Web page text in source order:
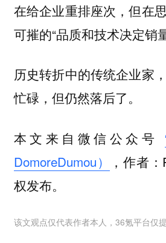
在给企业重排座次，但在
可摧的“品质和技术决定销
历史转折中的传统企业家
忙碌，但仍然落后了。
本文来自微信公众号
DomoreDumou）
，作者
权发布。
该文观点仅代表作者本人，36氪平台仅